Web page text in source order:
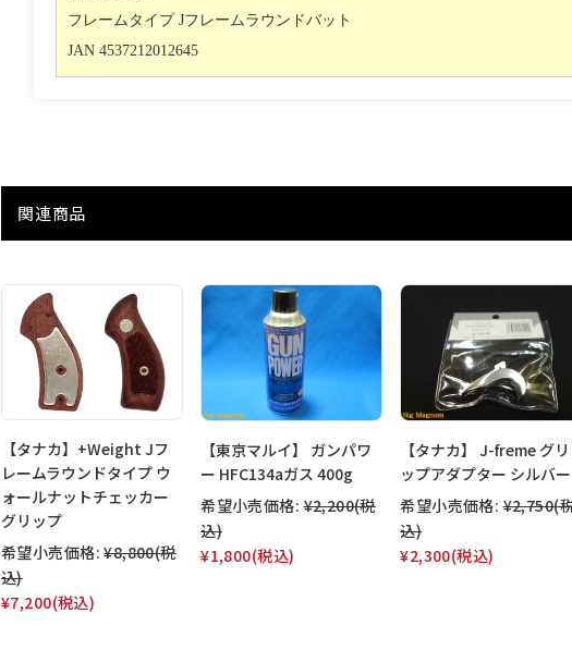
フレームタイプ Jフレームラウンドバット
JAN 4537212012645
関連商品
【タナカ】+Weight Jフ
レームラウンドタイプ ウ
ォールナットチェッカー
グリップ
希望小売価格: ¥8,800(税
込)
¥7,200(税込)
【東京マルイ】 ガンパワ
ー HFC134aガス 400g
希望小売価格: ¥2,200(税
込)
¥1,800(税込)
【タナカ】 J-freme グリ
ップアダプター シルバー
希望小売価格: ¥2,750(
込)
¥2,300(税込)